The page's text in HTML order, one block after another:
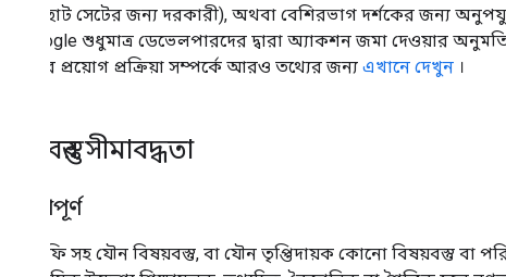
একটি ছোট সেটের জন্য দরকারী), অথবা বেশিরভাগ দর্শকের জন্য
অন Google শুধুমাত্র ডেভেলপারদের দ্বারা অ্যাকশন জমা দেওয়ার
আমাদের প্রয়োগ প্রক্রিয়া সম্পর্কে আরও তথ্যের জন্য এখানে দেখুন ।
বিষয়বস্তুর সীমাবদ্ধতা
যৌনতাপূর্ণ
পর্নোগ্রাফি সহ যৌন বিষয়বস্তু, বা যৌন তৃপ্তিদায়ক কোনো বিষয়বস্তু